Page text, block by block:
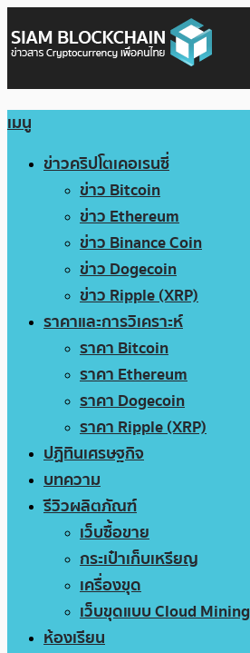
เมนู
ข่าวคริปโตเคอเรนซี่
ข่าว Bitcoin
ข่าว Ethereum
ข่าว Binance Coin
ข่าว Dogecoin
ข่าว Ripple (XRP)
ราคาและการวิเคราะห์
ราคา Bitcoin
ราคา Ethereum
ราคา Dogecoin
ราคา Ripple (XRP)
ปฏิทินเศรษฐกิจ
บทความ
รีวิวผลิตภัณฑ์
เว็บซื้อขาย
กระเป๋าเก็บเหรียญ
เครื่องขุด
เว็บขุดแบบ Cloud Mining
ห้องเรียน